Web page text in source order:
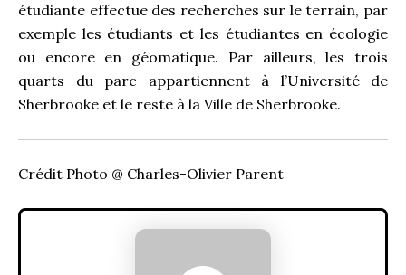
étudiante effectue des recherches sur le terrain, par
exemple les étudiants et les étudiantes en écologie
ou encore en géomatique. Par ailleurs, les trois
quarts du parc appartiennent à l’Université de
Sherbrooke et le reste à la Ville de Sherbrooke.
Crédit Photo @ Charles-Olivier Parent